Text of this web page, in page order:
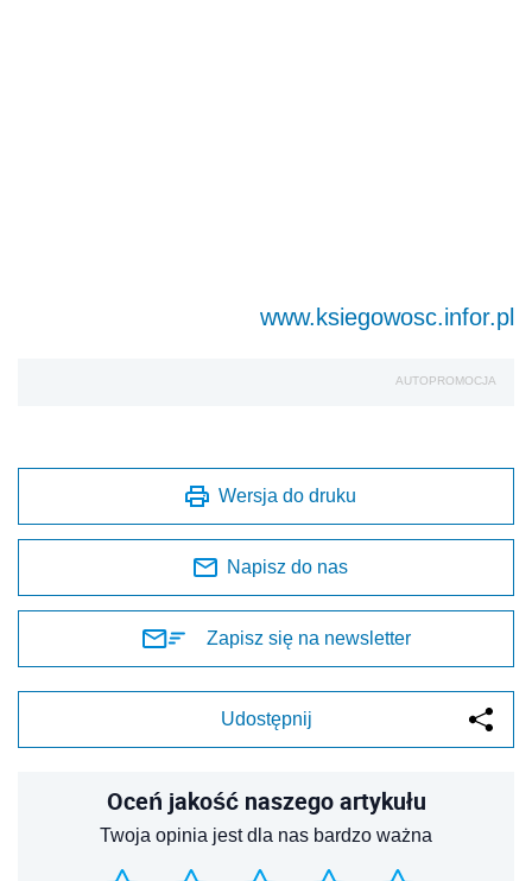
www.ksiegowosc.infor.pl
AUTOPROMOCJA
Wersja do druku
Napisz do nas
Zapisz się na newsletter
Udostępnij
Oceń jakość naszego artykułu
Twoja opinia jest dla nas bardzo ważna